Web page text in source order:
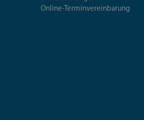
Online-Terminvereinbarung